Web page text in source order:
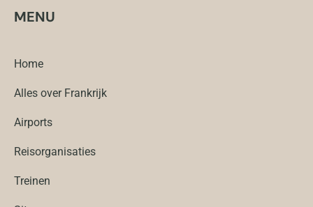
MENU
Home
Alles over Frankrijk
Airports
Reisorganisaties
Treinen